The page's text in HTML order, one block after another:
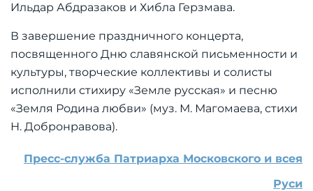
Ильдар Абдразаков и Хибла Герзмава.
В завершение праздничного концерта,
посвященного Дню славянской письменности и
культуры, творческие коллективы и солисты
исполнили стихиру «Земле русская» и песню
«Земля Родина любви» (муз. М. Магомаева, стихи
Н. Добронравова).
Пресс-служба Патриарха Московского и всея
Руси